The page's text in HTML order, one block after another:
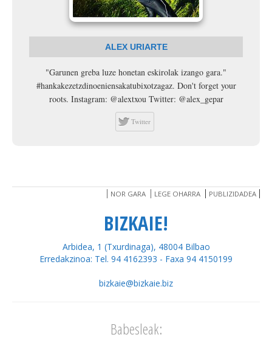
ALEX URIARTE
"Garunen greba luze honetan eskirolak izango gara."
#hankakezetzdinoeniensakatubixotzagaz. Don't forget your
roots. Instagram: @alextxou Twitter: @alex_gepar
Twitter
NOR GARA LEGE OHARRA PUBLIZIDADEA
BIZKAIE!
Arbidea, 1 (Txurdinaga), 48004 Bilbao
Erredakzinoa: Tel. 94 4162393 - Faxa 94 4150199
bizkaie@bizkaie.biz
Babesleak: